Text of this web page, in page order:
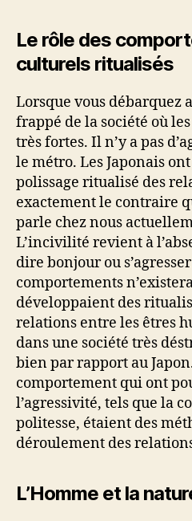
Le rôle des
culturels ritualisés
Lorsque vous débarquez
frappé de la société où
très fortes. Il n’y a pas
le métro. Les Japonais
polissage ritualisé des
exactement le contraire
parle chez nous
L’incivilité revient à
dire bonjour ou
comportements
développaient des
relations entre les êtres
dans une société très
bien par rapport au
comportement qui ont
l’agressivité, tels que la
politesse, étaient des
déroulement des
L’Homme et la